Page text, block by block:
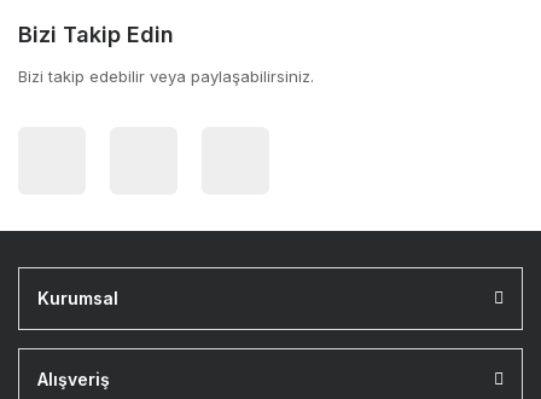
Bizi Takip Edin
Bizi takip edebilir veya paylaşabilirsiniz.
Kurumsal
Alışveriş